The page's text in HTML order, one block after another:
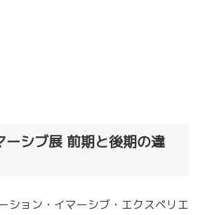
ーシブ展 前期と後期の違
ション・イマーシブ・エクスペリエ